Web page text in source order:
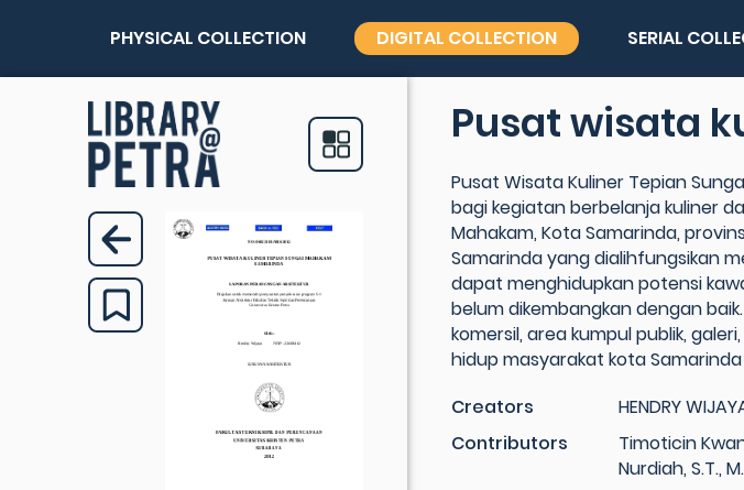
PHYSICAL COLLECTION DIGITAL COLLECTION SERIAL
Pusat wisata
Pusat Wisata Kuliner Tepian
bagi kegiatan berbelanja kuliner
Mahakam, Kota Samarinda,
Samarinda yang dialihfungsikan
dapat menghidupkan potensi
belum dikembangkan dengan
komersil, area kumpul publik,
hidup masyarakat kota
Creators
HENDRY
Contributors
Timoticin
Nurdiah, S.T.,